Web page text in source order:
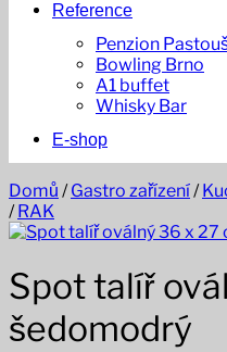
Reference
Penzion
Bowling Brno
A1 buffet
Whisky Bar
E-shop
Domů / Gastro zařízení/
/ RAK
Spot talíř
šedomodrý